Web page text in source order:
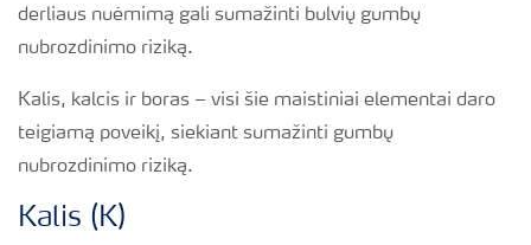
derliaus nuėmimą gali sumažinti bulvių gumbų
nubrozdinimo riziką.
Kalis, kalcis ir boras – visi šie maistiniai elementai daro
teigiamą poveikį, siekiant sumažinti gumbų
nubrozdinimo riziką.
Kalis (K)